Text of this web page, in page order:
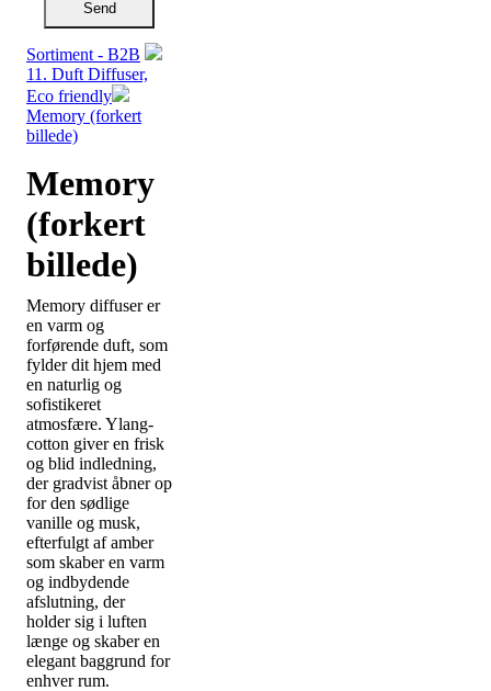
Send
Sortiment - B2B
11. Duft Diffuser,
Eco friendly
Memory (forkert
billede)
Memory
(forkert
billede)
Memory diffuser er
en varm og
forførende duft, som
fylder dit hjem med
en naturlig og
sofistikeret
atmosfære. Ylang-
cotton giver en frisk
og blid indledning,
der gradvist åbner op
for den sødlige
vanille og musk,
efterfulgt af amber
som skaber en varm
og indbydende
afslutning, der
holder sig i luften
længe og skaber en
elegant baggrund for
enhver rum.